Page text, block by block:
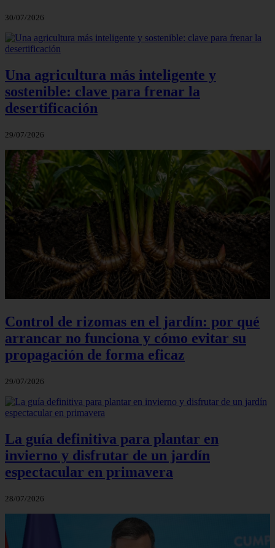
30/07/2026
Una agricultura más inteligente y
sostenible: clave para frenar la
desertificación
29/07/2026
Control de rizomas en el jardín: por qué
arrancar no funciona y cómo evitar su
propagación de forma eficaz
29/07/2026
La guía definitiva para plantar en
invierno y disfrutar de un jardín
espectacular en primavera
28/07/2026